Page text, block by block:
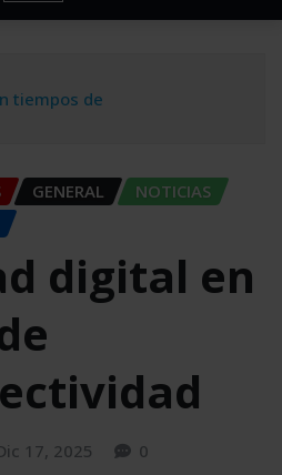
tiempos de
GENERAL
NOTICIAS
digital en
17, 2025 0